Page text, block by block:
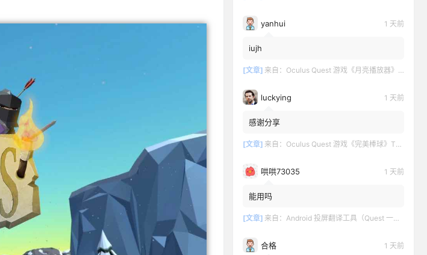
yanhui 1 天前
iujh
[文章] 来自： Oculus Quest 游戏《月亮播放器》Moon VR Video Player
luckying 1 天前
感谢分享
[文章] 来自： Oculus Quest 游戏《完美棒球》TOTALLY BASEBALL
哄哄73035 1 天前
能用吗
[文章] 来自： Android 投屏翻译工具（Quest 一键投屏和翻译）
合格 1 天前